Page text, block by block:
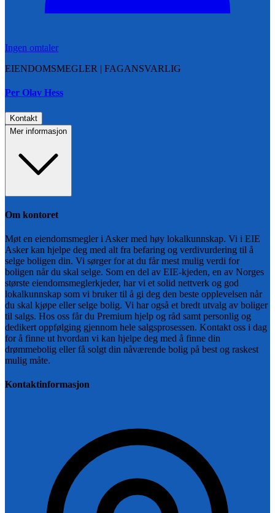
Ingen omtaler
EIENDOMSMEGLER | FAGANSVARLIG
Per Olav Hess
Kontakt
Mer informasjon
Om kontoret
Møt en eiendomsmegler i Asker med høy lokalkunnskap. Vi i EIE
Asker kan hjelpe deg med alt fra befaring og verdivurdering til å
selge boligen din. Vi sørger for at du får mest mulig verdi for
boligen når du skal selge. Som en del av EIE-kjeden, en av Norges
største eiendomsmeglerkjeder, har vi et solid nettverk og god
lokalkunnskap som vi bruker til å gi deg den beste opplevelsen når
du skal kjøpe eller selge bolig. Vi har også et bredt utvalg av boliger
til salgs. Hos oss får du Premium hjelp og råd samt personlig og
dedikert oppfølging gjennom hele salgsprosessen. Kontakt oss i dag
for å finne ut hvordan vi kan hjelpe deg med å finne din
drømmebolig eller få solgt din nåværende bolig på best og raskest
mulig måte.
Kontaktinformasjon